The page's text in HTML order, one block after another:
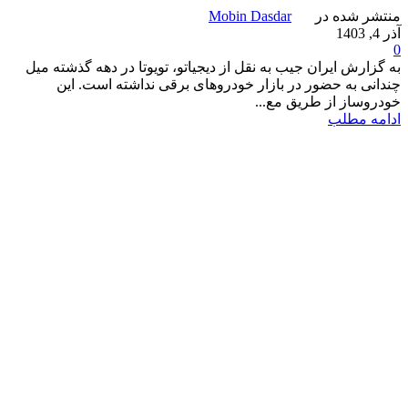
منتشر شده در
Mobin Dasdar
آذر 4, 1403
0
به گزارش ایران جیب به نقل از دیجیاتو، تویوتا در دهه گذشته میل
چندانی به حضور در بازار خودروهای برقی نداشته است. این
خودروساز از طریق مع...
ادامه مطلب